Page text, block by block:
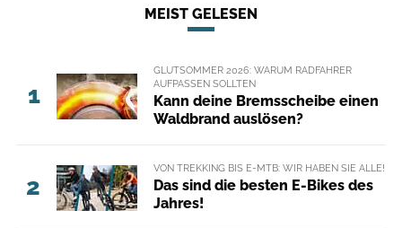
MEIST GELESEN
1
GLUTSOMMER 2026: WARUM RADFAHRER
AUFPASSEN SOLLTEN
Kann deine Bremsscheibe einen
Waldbrand auslösen?
2
VON TREKKING BIS E-MTB: WIR HABEN SIE ALLE!
Das sind die besten E-Bikes des
Jahres!